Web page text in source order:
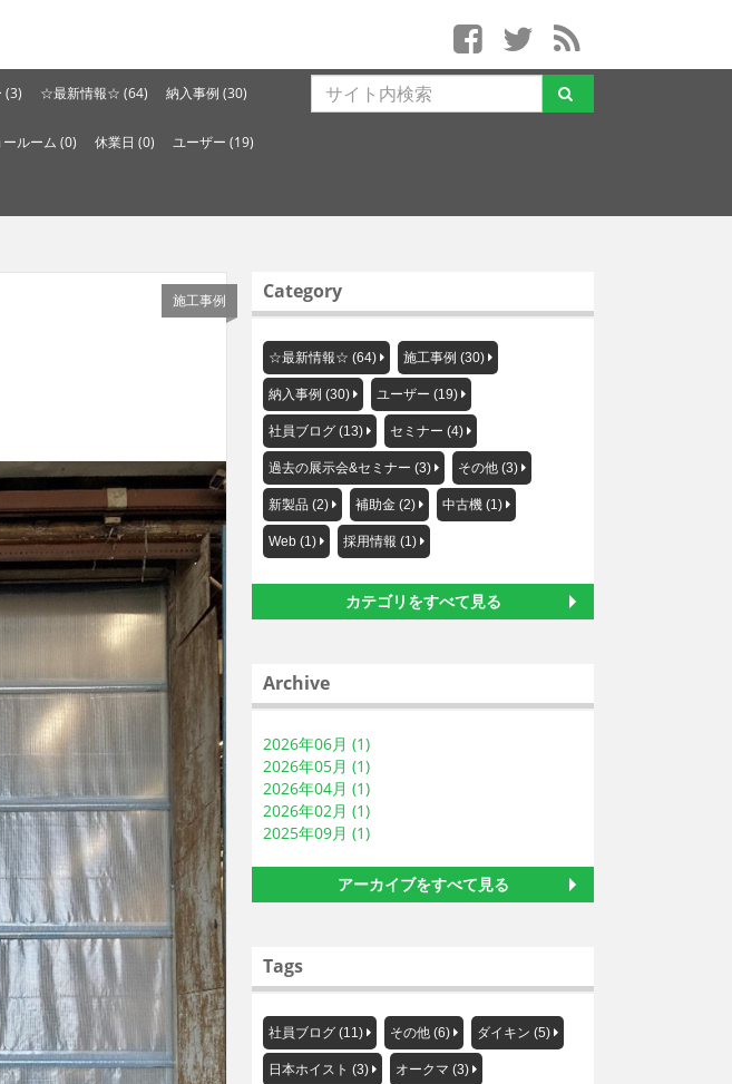
(3) ☆最新情報☆ (64) 納入事例 (30)
ールーム (0) 休業日 (0) ユーザー (19)
施工事例 Category
☆最新情報☆ (64) 施工事例 (30)
納入事例 (30) ユーザー (19)
社員ブログ (13) セミナー (4)
過去の展示会&セミナー (3) その他 (3)
新製品 (2) 補助金 (2) 中古機 (1)
Web (1) 採用情報 (1)
カテゴリをすべて見る
Archive
2026年06月 (1)
2026年05月 (1)
2026年04月 (1)
2026年02月 (1)
2025年09月 (1)
アーカイブをすべて見る
Tags
社員ブログ (11) その他 (6) ダイキン (5)
日本ホイスト (3) オークマ (3)